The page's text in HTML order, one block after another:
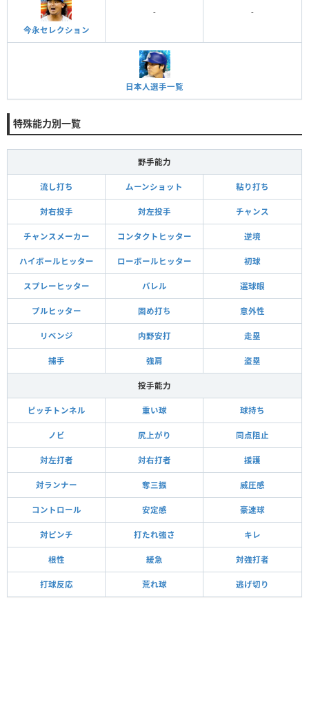
今永セレクション
- -
日本人選手一覧
特殊能力別一覧
野手能力
流し打ち ムーンショット 粘り打ち
対右投手 対左投手 チャンス
チャンスメーカー コンタクトヒッター 逆境
ハイボールヒッター ローボールヒッター 初球
スプレーヒッター バレル 選球眼
プルヒッター 固め打ち 意外性
リベンジ 内野安打 走塁
捕手 強肩 盗塁
投手能力
ピッチトンネル 重い球 球持ち
ノビ 尻上がり 同点阻止
対左打者 対右打者 援護
対ランナー 奪三振 威圧感
コントロール 安定感 豪速球
対ピンチ 打たれ強さ キレ
根性 緩急 対強打者
打球反応 荒れ球 逃げ切り